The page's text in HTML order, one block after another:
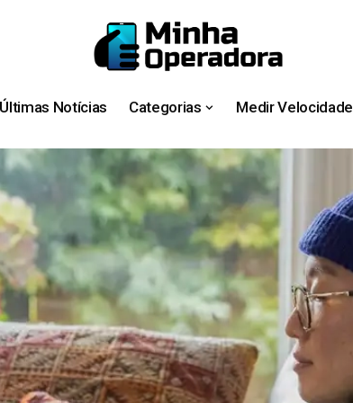
Últimas Notícias Categorias Medir Velocidade